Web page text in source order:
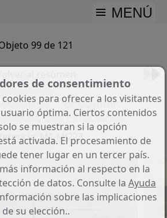
MENÚ
99 de 121
Condominio
Parc des Estaciones
MT-MJ223
de consentimiento
para ofrecer a los visitantes
óptima. Ciertos contenidos
se muestran si la opción
activada. El procesamiento de
tener lugar en un tercer país.
información al respecto en la
de datos. Consulte la Ayuda
sobre las implicaciones
de su elección..